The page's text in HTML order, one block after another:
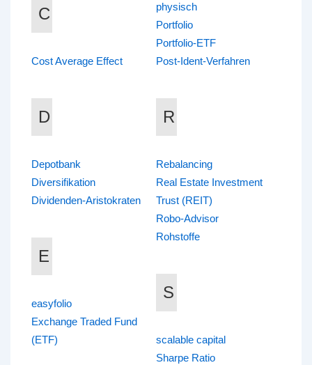
C
Cost Average Effect
D
Depotbank
Diversifikation
Dividenden-Aristokraten
E
easyfolio
Exchange Traded Fund
(ETF)
physisch
Portfolio
Portfolio-ETF
Post-Ident-Verfahren
R
Rebalancing
Real Estate Investment
Trust (REIT)
Robo-Advisor
Rohstoffe
S
scalable capital
Sharpe Ratio